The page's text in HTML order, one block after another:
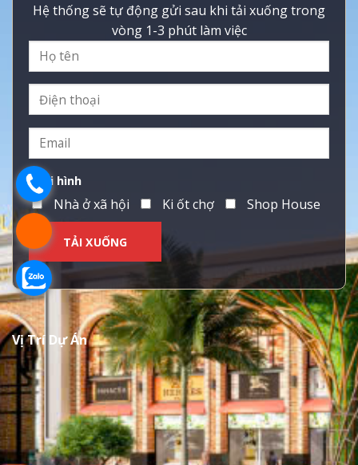
Hệ thống sẽ tự động gửi sau khi tải xuống trong
vòng 1-3 phút làm việc
Loại hình
Nhà ở xã hội Ki ốt chợ Shop House
Vị Trí Dự Án
.
.